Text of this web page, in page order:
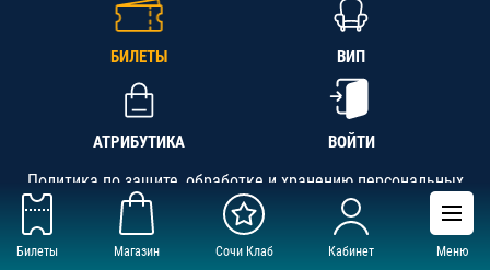
Билеты Магазин Сочи Клаб Кабинет Меню
БИЛЕТЫ ВИП
АТРИБУТИКА ВОЙТИ
Политика по защите, обработке и хранению персональных
данных
АНО «СК «Кубань-Регион», ОГРН 1142300002349,